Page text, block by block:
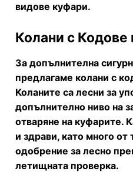
видове куфари.
Колани с Кодове
За допълнителна
предлагаме колани с
Коланите са лесни за
допълнително ниво на
отваряне на куфарите.
и здрави, като много от
одобрение за лесно
летищната проверка.